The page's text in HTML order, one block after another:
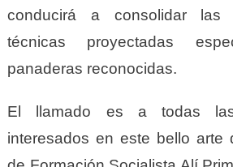
conducirá a consolidar las
técnicas proyectadas
panaderas reconocidas.
El llamado es a todas
interesados en este bello arte